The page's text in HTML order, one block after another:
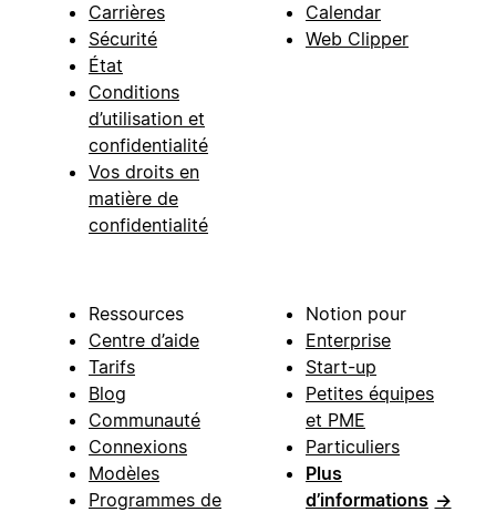
Carrières
Sécurité
État
Conditions
d’utilisation et
confidentialité
Vos droits en
matière de
confidentialité
Calendar
Web Clipper
Ressources
Centre d’aide
Tarifs
Blog
Communauté
Connexions
Modèles
Programmes de
Notion pour
Enterprise
Start-up
Petites équipes
et PME
Particuliers
Plus
d’informations →